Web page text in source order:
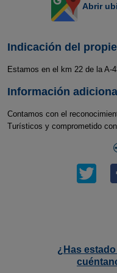
Abrir
Indicación del
Estamos en el km 22 de la A-
Información adicional
Contamos con el
Turísticos y comprometido
¿Has